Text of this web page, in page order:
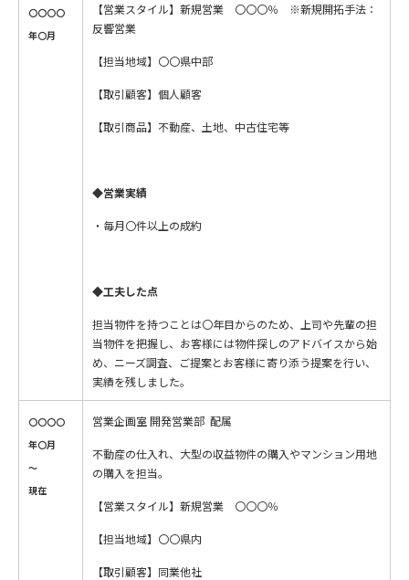
〇〇〇〇
年〇月
【営業スタイル】新規営業 〇〇〇％ ※新規開拓手法：
反響営業
【担当地域】〇〇県中部
【取引顧客】個人顧客
【取引商品】不動産、土地、中古住宅等
◆営業実績
・毎月〇件以上の成約
◆工夫した点
担当物件を持つことは〇年目からのため、上司や先輩の担
当物件を把握し、お客様には物件探しのアドバイスから始
め、ニーズ調査、ご提案とお客様に寄り添う提案を行い、
実績を残しました。
〇〇〇〇
年〇月
～
現在
営業企画室 開発営業部 配属
不動産の仕入れ、大型の収益物件の購入やマンション用地
の購入を担当。
【営業スタイル】新規営業 〇〇〇％
【担当地域】〇〇県内
【取引顧客】同業他社